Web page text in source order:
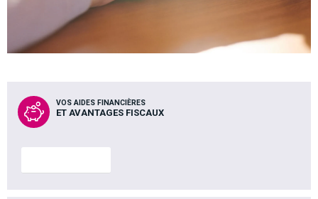
VOS AIDES FINANCIÈRES
ET AVANTAGES FISCAUX